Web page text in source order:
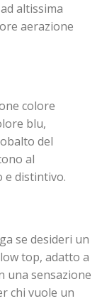
altissima
aerazione
colore
blu,
del
al
e distintivo.
se desideri un
top, adatto a
una sensazione
chi vuole un